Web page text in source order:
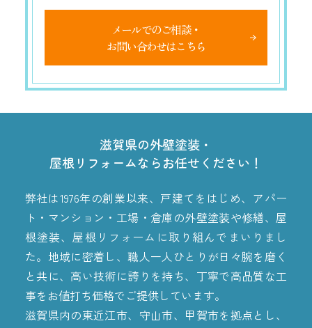
メールでのご相談・
お問い合わせはこちら
滋賀県の外壁塗装・
屋根リフォームならお任せください！
弊社は1976年の創業以来、戸建てをはじめ、アパー
ト・マンション・工場・倉庫の外壁塗装や修繕、屋
根塗装、屋根リフォームに取り組んでまいりまし
た。地域に密着し、職人一人ひとりが日々腕を磨く
と共に、高い技術に誇りを持ち、丁寧で高品質な工
事をお値打ち価格でご提供しています。
滋賀県内の東近江市、守山市、甲賀市を拠点とし、